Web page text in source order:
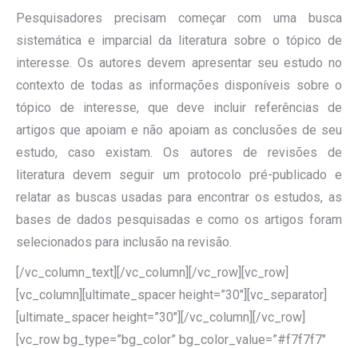
Pesquisadores precisam começar com uma busca
sistemática e imparcial da literatura sobre o tópico de
interesse. Os autores devem apresentar seu estudo no
contexto de todas as informações disponíveis sobre o
tópico de interesse, que deve incluir referências de
artigos que apoiam e não apoiam as conclusões de seu
estudo, caso existam. Os autores de revisões de
literatura devem seguir um protocolo pré-publicado e
relatar as buscas usadas para encontrar os estudos, as
bases de dados pesquisadas e como os artigos foram
selecionados para inclusão na revisão.
[/vc_column_text][/vc_column][/vc_row][vc_row]
[vc_column][ultimate_spacer height=”30″][vc_separator]
[ultimate_spacer height=”30″][/vc_column][/vc_row]
[vc_row bg_type=”bg_color” bg_color_value=”#f7f7f7″